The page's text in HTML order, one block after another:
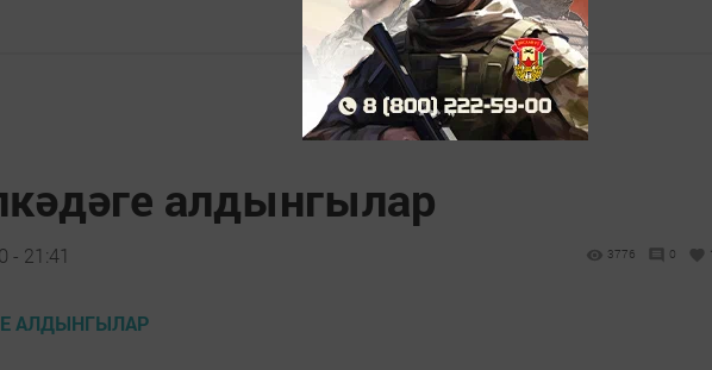
алдынгылар
- 21:41 3776 0